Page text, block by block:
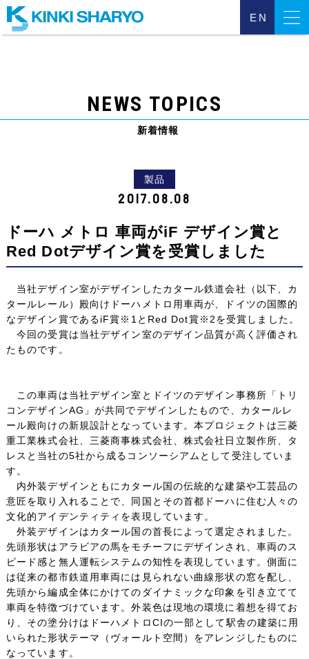
EN
採用について
個人情報保護方針
利用規約
玄関ドア、サッシ、駐輪ポスト等のお問い合わせ
サイトマップ
NEWS TOPICS
新着情報
製品
2017.08.08
ドーハ メトロ 車両がiF デザイン賞と
Red Dotデザイン賞を受賞しました
当社デザイン室がデザインしたカタール鉄道会社（以下、カ
タールレール）殿向けドーハメトロ用車両が、ドイツの国際的
なデザイン賞であるiF賞※1とRed Dot賞※2を受賞しました。
今回の受賞は当社デザイン室のデザイン品質が高く評価され
たものです。
この車両は当社デザイン室とドイツのデザイン事務所「トリ
コンデザインAG」が共同でデザインしたもので、カタールレ
ール殿向けの新規設計となっています。本プロジェクトは三菱
重工業株式会社、三菱商事株式会社、株式会社日立製作所、タ
レスと当社の5社から成るコンソーシアムとして受注していま
す。
内外装デザインともにカタール国の伝統的な建築や工芸品の
意匠を取り入れることで、同国とその首都ドーハに住む人々の
文化的アイデンティティを表現しています。
外装デザインはカタール国の首長によって選定されました。
先頭形状はアラビアの馬をモチーフにデザインされ、車両のス
ピード感と無人運転システムの知性を表現しています。側面に
は従来の都市鉄道用車両には見られない曲線形状の窓を配し、
先頭から編成全体にかけてのダイナミックな印象を引き立てて
車両を特徴づけています。外装色は現地の環境に着想を得てお
り、その塗分けはドーハメトロCIの一部として駅舎の建築に用
いられた形状テーマ（ヴォールト空間）をアレンジしたものに
なっています。